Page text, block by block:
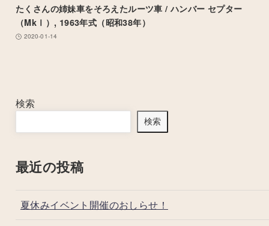
たくさんの姉妹車をそろえたルーツ車 / ハンバー セプター
（MkⅠ）, 1963年式（昭和38年）
2020-01-14
検索
検索
最近の投稿
夏休みイベント開催のおしらせ！